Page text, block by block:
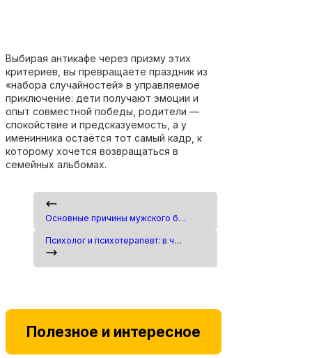
Выбирая антикафе через призму этих
критериев, вы превращаете праздник из
«набора случайностей» в управляемое
приключение: дети получают эмоции и
опыт совместной победы, родители —
спокойствие и предсказуемость, а у
именинника остаётся тот самый кадр, к
которому хочется возвращаться в
семейных альбомах.
Основные причины мужского бесплодия
Психолог и психотерапевт: в чём разница и почему важно выбирать специалиста с доказательным подходом
Полезное и интересное